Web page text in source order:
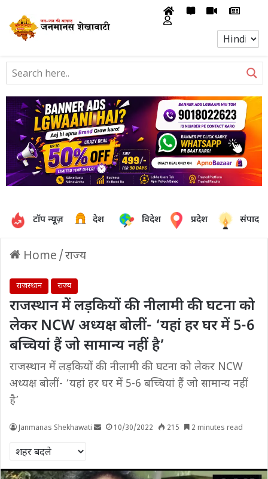
टॉप न्यूज़ देश विदेश प्रदेश
Home /राज्य
राजस्थान राज्य
राजस्थान में लड़कियों की नीलामी की घटना को
लेकर NCW अध्यक्ष बोलीं- ‘यहां हर घर में 5-6
बच्चियां हैं जो सामान्य नहीं है’
राजस्थान में लड़कियों की नीलामी की घटना को लेकर NCW
अध्यक्ष बोलीं- ‘यहां हर घर में 5-6 बच्चियां हैं जो सामान्य नहीं
है’
Janmanas Shekhawati 10/30/2022 215 2 minutes read